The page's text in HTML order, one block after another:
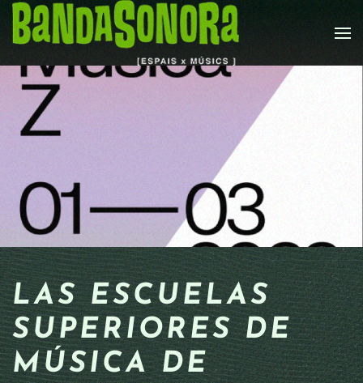
Skip to main content
LAS ESCUELAS
SUPERIORES DE
MÚSICA DE